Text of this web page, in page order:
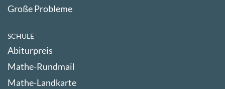
Große Probleme
SCHULE
Abiturpreis
Mathe-Rundmail
Mathe-Landkarte